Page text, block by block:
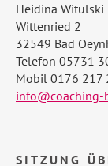
Heidina Witulski
Wittenried 2
32549 Bad
Telefon 05731
Mobil 0176 217
info@coaching-
SITZUNG